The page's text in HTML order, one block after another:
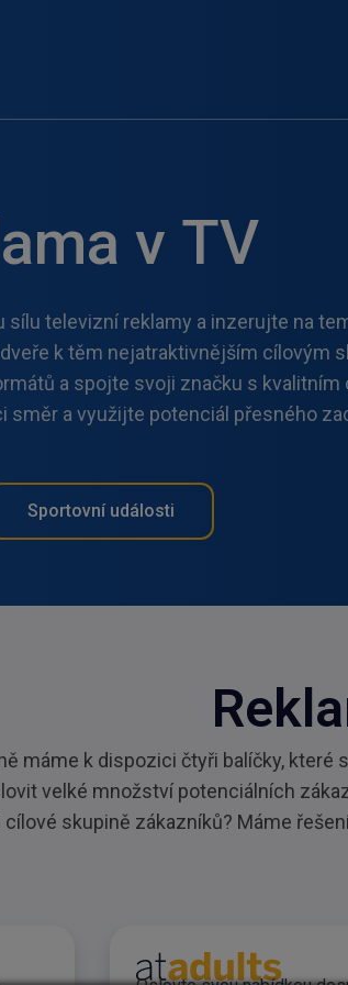
v TV
sílu televizní reklamy a inzerujte na
k těm nejatraktivnějším cílovým
a spojte svoji značku s kvalitním
směr a využijte potenciál přesného
Sportovní události
máme k dispozici čtyři balíčky,
velké množství potenciálních
skupině zákazníků? Máme